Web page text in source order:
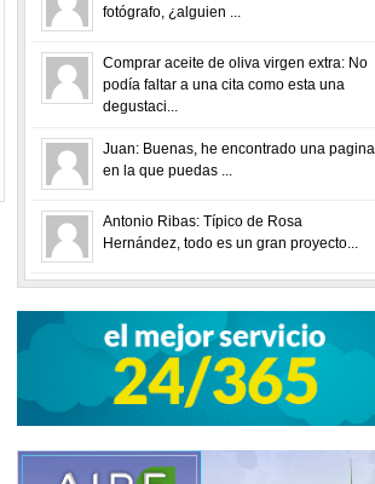
fotógrafo, ¿alguien ...
Comprar aceite de oliva virgen extra: No
podía faltar a una cita como esta una
degustaci...
Juan: Buenas, he encontrado una pagina
en la que puedas ...
Antonio Ribas: Típico de Rosa
Hernández, todo es un gran proyecto...